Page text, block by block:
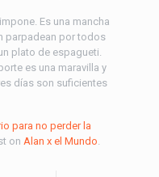
Es una mancha
parpadean por todos
plato de espagueti.
es una maravilla y
días son suficientes
para no perder la
on Alan x el Mundo.